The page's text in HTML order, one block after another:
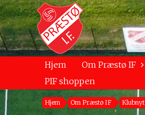
Hjem Om Præstø IF
PIF shoppen
Hjem Om Præstø IF Klubnyt